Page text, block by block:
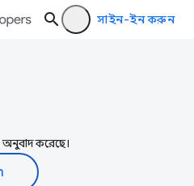
সাইন-ইন করুন
অনুবাদ করেছে।